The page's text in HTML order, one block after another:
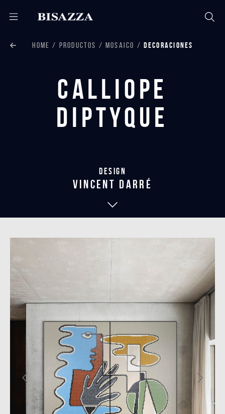
HOME PRODUCTOS MOSAICO DECORACIONES
Calliope
Diptyque
Design
vincent darré